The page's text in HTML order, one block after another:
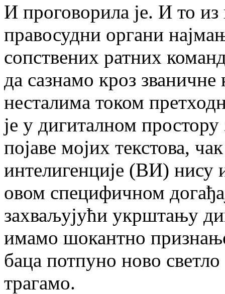
И проговорила је. И то из
правосудни органи
сопствених ратних
да сазнамо кроз
несталима током
је у дигиталном
појаве мојих текстова,
интелигенције (ВИ) нису
овом специфичном
захваљујући укрштању
имамо шокантно
баца потпуно ново
трагамо.